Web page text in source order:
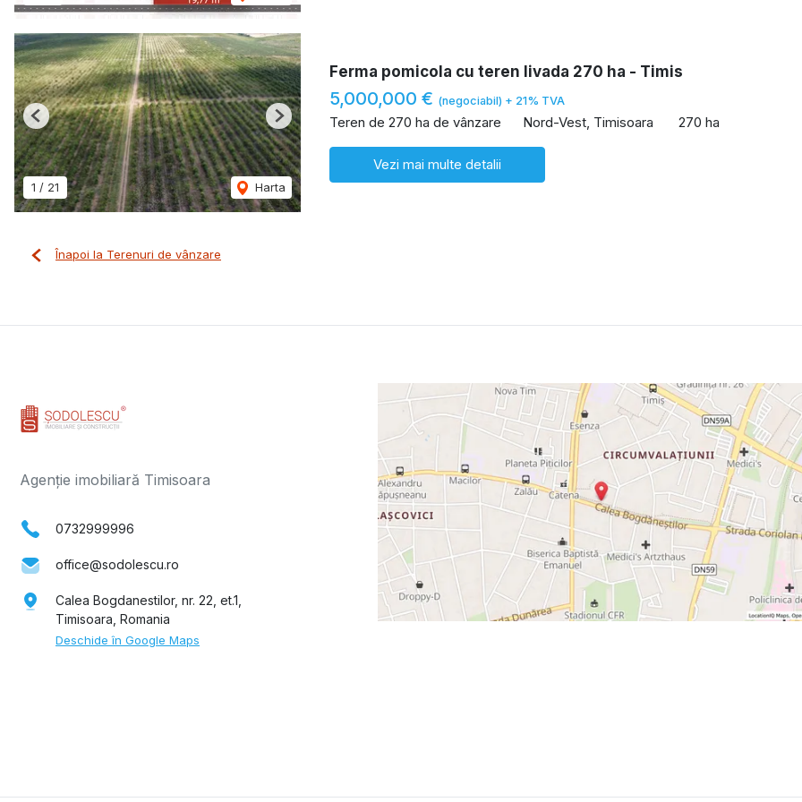
1 / 21 Harta
Previous Next
Ferma pomicola cu teren livada 270 ha - Timis
5,000,000 € (negociabil) + 21% TVA
Teren de 270 ha de vânzare Nord-Vest, Timisoara 270 ha
Vezi mai multe detalii
Înapoi la Terenuri de vânzare
Agenție imobiliară Timisoara
0732999996
office@sodolescu.ro
Calea Bogdanestilor, nr. 22, et.1,
Timisoara, Romania
Deschide în Google Maps